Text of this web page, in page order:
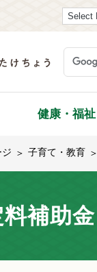
健康・福祉
子育て・教育
補助金